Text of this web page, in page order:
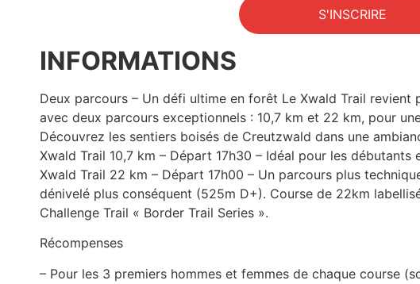
S'INSCRIRE
INFORMATIONS
Deux parcours – Un défi ultime en forêt Le Xwald Trail revient
avec deux parcours exceptionnels : 10,7 km et 22 km, pour
Découvrez les sentiers boisés de Creutzwald dans une
Xwald Trail 10,7 km – Départ 17h30 – Idéal pour les
Xwald Trail 22 km – Départ 17h00 – Un parcours plus
dénivelé plus conséquent (525m D+). Course de 22km
Challenge Trail « Border Trail Series ».
Récompenses
– Pour les 3 premiers hommes et femmes de chaque course